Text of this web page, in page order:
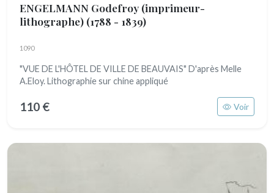
ENGELMANN Godefroy (imprimeur-
lithographe) (1788 - 1839)
1090
"VUE DE L'HÔTEL DE VILLE DE BEAUVAIS" D'après Melle
A.Eloy. Lithographie sur chine appliqué
110 € Voir